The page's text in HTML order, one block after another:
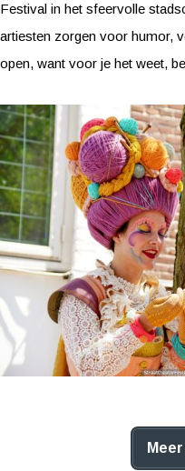
Festival in het sfeervolle
artiesten zorgen voor humor,
open, want voor je het weet,